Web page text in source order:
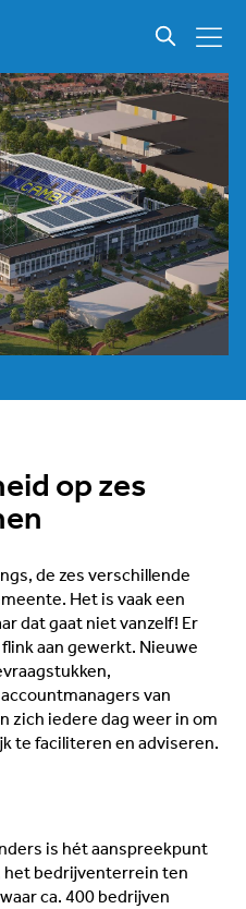
op zes
de zes verschillende
Het is vaak een
dat gaat niet vanzelf! Er
aan gewerkt. Nieuwe
van
zich iedere dag weer in om
te faciliteren en adviseren.
is hét aanspreekpunt
het bedrijventerrein ten
ca. 400 bedrijven